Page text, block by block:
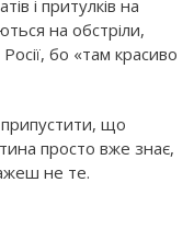
і притулків на
на обстріли,
бо «там красиво
припустити, що
просто вже знає,
не те.